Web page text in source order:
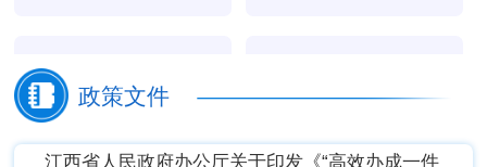
登记失业人员就业帮扶 留学服务
政策文件
江西省人民政府办公厅关于印发《“高效办成一件